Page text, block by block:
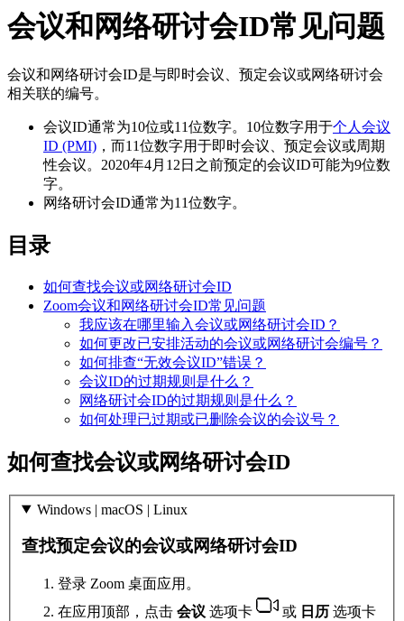
会议和网络研讨会ID常见问题
会议和网络研讨会ID是与即时会议、预定会议或网络研讨会
相关联的编号。
会议ID通常为10位或11位数字。10位数字用于个人会议
ID (PMI) ，而11位数字用于即时会议、预定会议或周期
性会议。2020年4月12日之前预定的会议ID可能为9位数
字。
网络研讨会ID通常为11位数字。
目录
如何查找会议或网络研讨会ID
Zoom会议和网络研讨会ID常见问题
我应该在哪里输入会议或网络研讨会ID？
如何更改已安排活动的会议或网络研讨会编号？
如何排查“无效会议ID”错误？
会议ID的过期规则是什么？
网络研讨会ID的过期规则是什么？
如何处理已过期或已删除会议的会议号？
如何查找会议或网络研讨会ID
Windows | macOS | Linux
查找预定会议的会议或网络研讨会ID
登录 Zoom 桌面应用。
在应用顶部，点击 会议 选项卡 或 日历 选项卡